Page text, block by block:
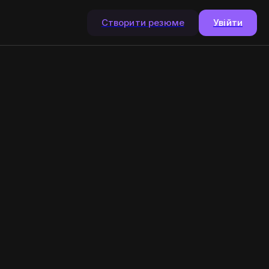
Створити резюме Увійти